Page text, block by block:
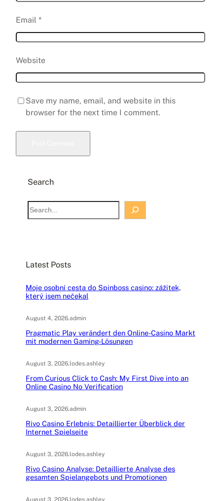
Email *
Website
Save my name, email, and website in this
browser for the next time I comment.
Search
S
e
h
Latest Posts
Moje osobní cesta do Spinboss casino: zážitek,
který jsem nečekal
August 4, 2026.admin
Pragmatic Play verändert den Online-Casino Markt
mit modernen Gaming-Lösungen
August 3, 2026.lodes.ashley
From Curious Click to Cash: My First Dive into an
Online Casino No Verification
August 3, 2026.admin
Rivo Casino Erlebnis: Detaillierter Überblick der
Internet Spielseite
August 3, 2026.lodes.ashley
Rivo Casino Analyse: Detaillierte Analyse des
gesamten Spielangebots und Promotionen